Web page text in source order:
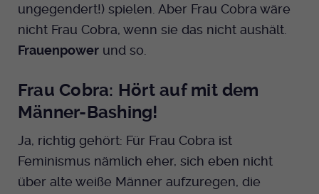
ungegendert!) spielen. Aber Frau Cobra wäre
nicht Frau Cobra, wenn sie das nicht aushält.
Frauenpower und so.
Frau Cobra: Hört auf mit dem
Männer-Bashing!
Ja, richtig gehört: Für Frau Cobra ist
Feminismus nämlich eher, sich eben nicht
über alte weiße Männer aufzuregen, die